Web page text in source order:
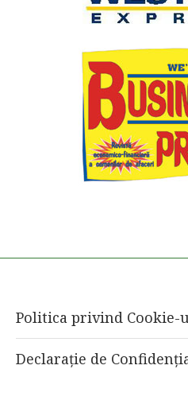
Politica privind Cookie-
Declarație de